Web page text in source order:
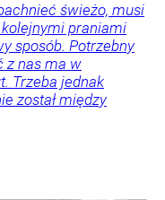
świeżo, musi
praniami
sposób. Potrzebny
z nas ma w
Trzeba jednak
został między